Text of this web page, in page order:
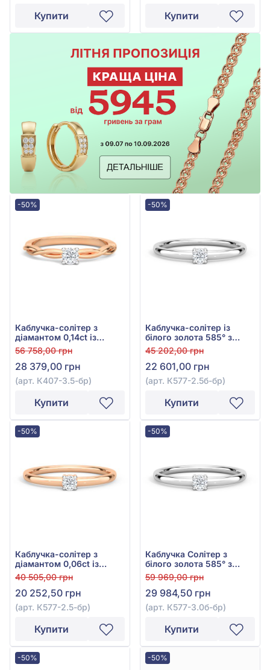
Купити Купити
-50%
Каблучка-солітер з
діамантом 0,14ct із
червоного золота 585°,
арт. К407-3.5к-бр
56 758,00 грн
28 379,00 грн
(арт. К407-3.5-бр)
Купити
-50%
Каблучка-солітер із
білого золота 585° з
діамантом 0,065ct, арт.
К577-2.5б-бр
45 202,00 грн
22 601,00 грн
(арт. К577-2.5б-бр)
Купити
-50%
Каблучка-солітер з
діамантом 0,06ct із
червоного золота 585°,
арт. К577-2.5к-бр
40 505,00 грн
20 252,50 грн
(арт. К577-2.5-бр)
Купити
-50%
Каблучка Солітер з
білого золота 585° з
діамантом 0,095ct, арт.
К577-3.0б-бр
59 969,00 грн
29 984,50 грн
(арт. К577-3.0б-бр)
Купити
-50% -50%